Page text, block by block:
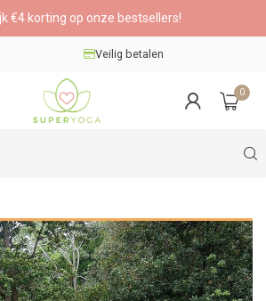
€4 korting op onze bestsellers!
Veilig betalen
0